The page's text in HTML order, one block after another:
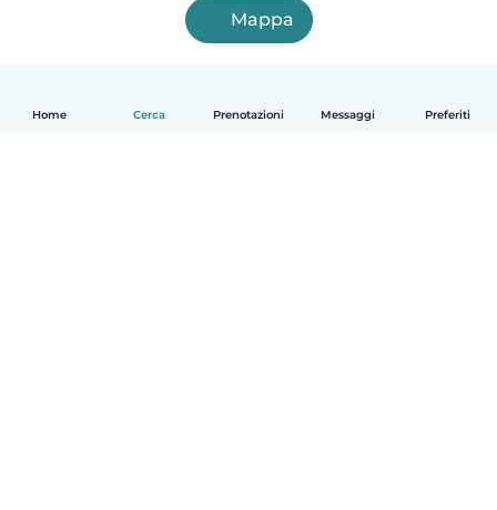
Home Cerca Prenotazioni Messaggi Preferiti
Mappa